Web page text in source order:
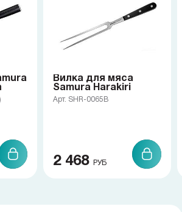
Вилка для мяса
Samura Harakiri
Арт. SHR-0065B
2 468 РУБ